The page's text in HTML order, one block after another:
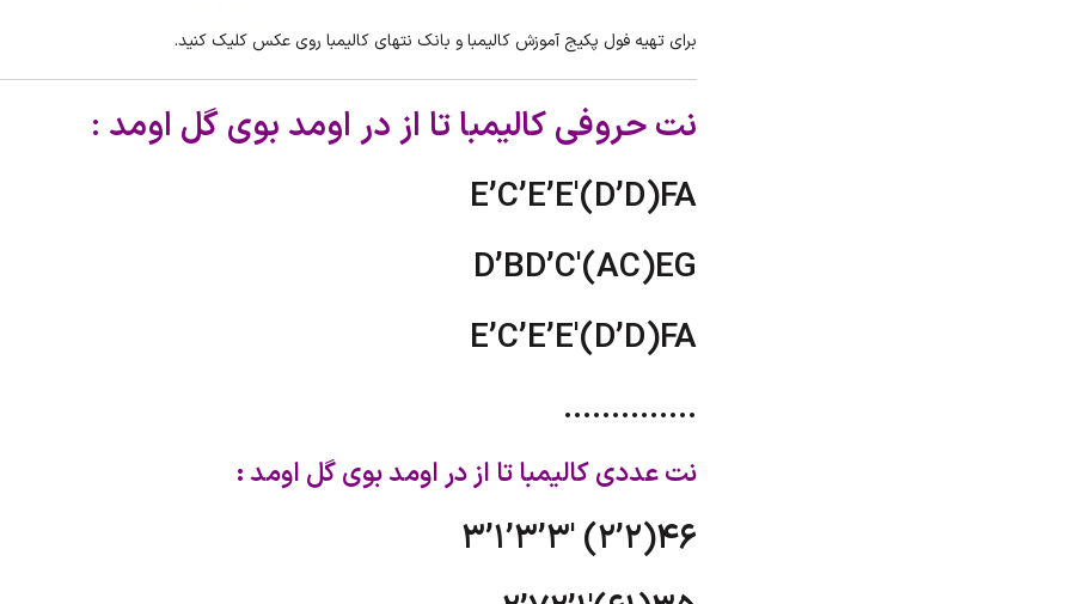
برای تهیه فول پکیج آموزش کالیمبا و بانک نتهای کالیمبا روی عکس کلیک کنید.
نت حروفی کالیمبا تا از در اومد بوی گل اومد :
E’C’E’E'(D’D)FA
D’BD’C'(AC)EG
E’C’E’E'(D’D)FA
…………..
نت عددی کالیمبا تا از در اومد بوی گل اومد :
3’1’3’3′ (2’2)46